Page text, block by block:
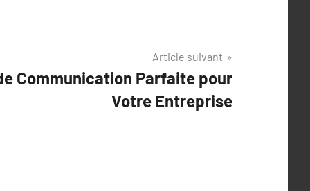
Article suivant
Communication Parfaite pour
Votre Entreprise